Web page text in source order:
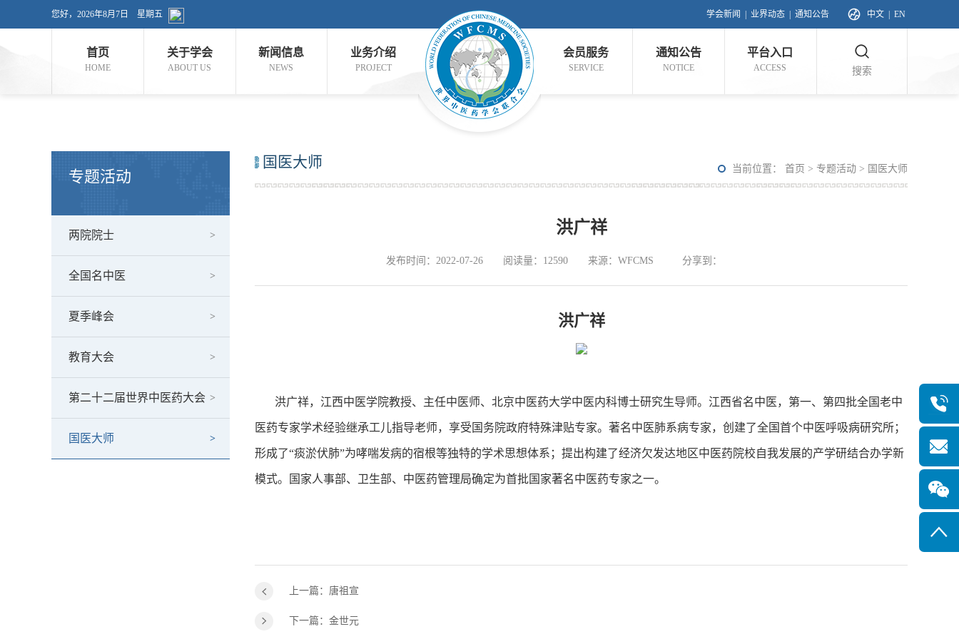
您好， 2026年8月7日 星期五 学会新闻 业界动态 通知公告 中文 EN
首页
HOME
关于学会
ABOUT US
新闻信息
NEWS
业务介绍
PROJECT
会员服务
SERVICE
通知公告
NOTICE
平台入口
ACCESS 搜索
专题活动
两院院士
全国名中医
夏季峰会
教育大会
第二十二届世界中医药大会
国医大师
国医大师 当前位置： 首页 > 专题活动 > 国医大师
洪广祥
发布时间：2022-07-26 阅读量：12590 来源：WFCMS 分享到：
洪广祥
洪广祥，江西中医学院教授、主任中医师、北京中医药大学中医内科博士研究生导师。江西省名中医，第一、第四批全国老中
医药专家学术经验继承工儿指导老师，享受国务院政府特殊津贴专家。著名中医肺系病专家，创建了全国首个中医呼吸病研究所；
形成了“痰淤伏肺”为哮喘发病的宿根等独特的学术思想体系；提出构建了经济欠发达地区中医药院校自我发展的产学研结合办学新
模式。国家人事部、卫生部、中医药管理局确定为首批国家著名中医药专家之一。
上一篇：唐祖宣
下一篇：金世元